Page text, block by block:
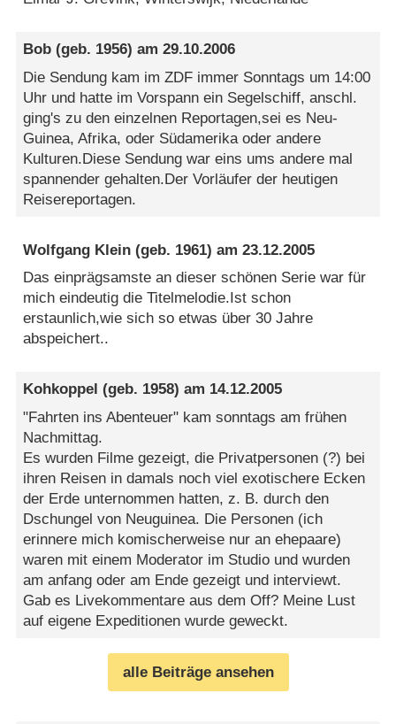
Bob (geb. 1956) am29.10.2006
Die Sendung kam im ZDF immer Sonntags um 14:00
Uhr und hatte im Vorspann ein Segelschiff, anschl.
ging's zu den einzelnen Reportagen,sei es Neu-
Guinea, Afrika, oder Südamerika oder andere
Kulturen.Diese Sendung war eins ums andere mal
spannender gehalten.Der Vorläufer der heutigen
Reisereportagen.
Wolfgang Klein (geb. 1961) am23.12.2005
Das einprägsamste an dieser schönen Serie war für
mich eindeutig die Titelmelodie.Ist schon
erstaunlich,wie sich so etwas über 30 Jahre
abspeichert..
Kohkoppel (geb. 1958) am 14.12.2005
"Fahrten ins Abenteuer" kam sonntags am frühen
Nachmittag.
Es wurden Filme gezeigt, die Privatpersonen (?) bei
ihren Reisen in damals noch viel exotischere Ecken
der Erde unternommen hatten, z. B. durch den
Dschungel von Neuguinea. Die Personen (ich
erinnere mich komischerweise nur an ehepaare)
waren mit einem Moderator im Studio und wurden
am anfang oder am Ende gezeigt und interviewt.
Gab es Livekommentare aus dem Off? Meine Lust
auf eigene Expeditionen wurde geweckt.
alle Beiträge ansehen